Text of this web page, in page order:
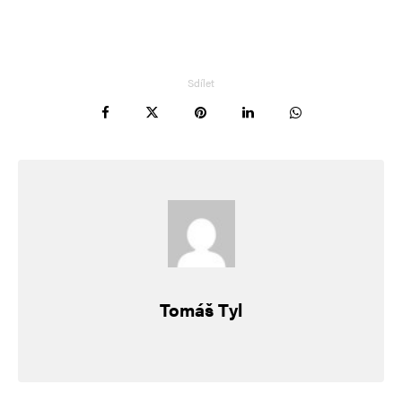
Pavel Vlček
Ladislav Oudes
Tak jako nás uvědomělé občany v době vlády
Sdílet
Tomáš Tyl